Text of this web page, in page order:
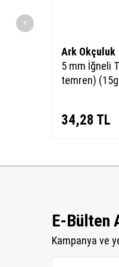
Ark Okçuluk
5 mm İğneli
temren)
34,28 TL
E-Bülten
Kampanya ve